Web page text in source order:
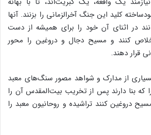
کلید این جنگ آخرالزمانی را بزنند. آنها
در اثنای آن خود را برای همیشه از دست
کنند و مسیح دجال و دروغین را محور
قرار دهند.
از مدارک و شواهد مصور سنگ‌های معبد
که بنا دارند پس از تخریب بیت‌المقدس آن را
دروغین کنند تراشیده و روحانیون معبد را